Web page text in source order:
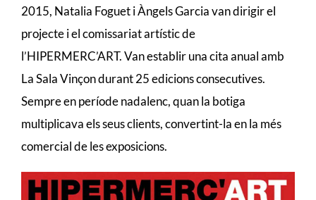
2015, Natalia Foguet i Àngels Garcia van dirigir el
projecte i el comissariat artístic de
l’HIPERMERC’ART. Van establir una cita anual amb
La Sala Vinçon durant 25 edicions consecutives.
Sempre en període nadalenc, quan la botiga
multiplicava els seus clients, convertint-la en la més
comercial de les exposicions.